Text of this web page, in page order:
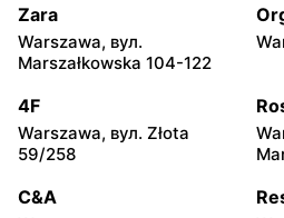
Krasińskiego 72
Netto
Ułanów 1C
Netto
Warszawy 2A
Zara
Warszawa, вул.
Marszałkowska 104-122
4F
Warszawa, вул. Złota
59/258
C&A